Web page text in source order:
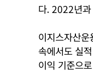
다. 2022년
이지스자산
속에서도 실
이익 기준으